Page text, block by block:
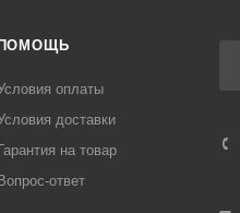
ПОМОЩЬ
оплаты
доставки
Гарантия на товар
Вопрос-ответ